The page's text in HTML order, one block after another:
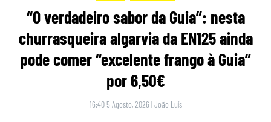
“O verdadeiro sabor da Guia”: nesta
churrasqueira algarvia da EN125 ainda
pode comer “excelente frango à Guia”
por 6,50€
16:40 5 Agosto, 2026 |João Luís